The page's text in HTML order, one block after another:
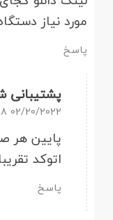
مورد نیاز
پاسخ
پشتیبانی
02/20/2022 18:18
پایین هر
اتوکد
پاسخ